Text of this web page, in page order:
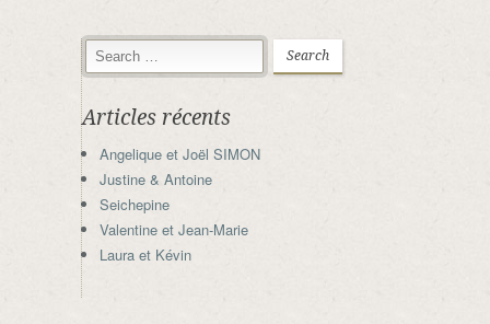
Articles récents
Angelique et Joël SIMON
Justine & Antoine
Seichepine
Valentine et Jean-Marie
Laura et Kévin